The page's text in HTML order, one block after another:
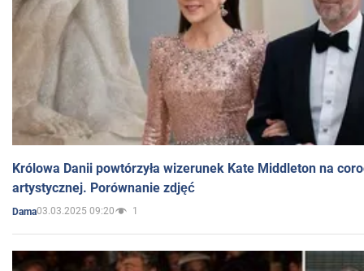
Królowa Danii powtórzyła wizerunek Kate Middleton na
artystycznej. Porównanie zdjęć
Dama03.03.2025 09:20 1